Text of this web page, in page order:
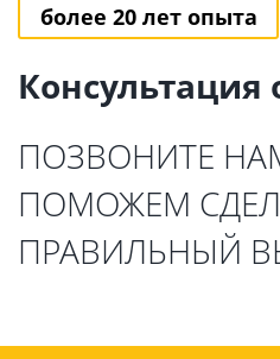
более 20 лет опыта
Консультация
ПОЗВОНИТЕ
ПОМОЖЕМ
ПРАВИЛЬНЫЙ